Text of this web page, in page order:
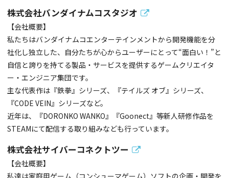
株式会社バンダイナムコスタジオ
【会社概要】
私たちはバンダイナムコエンターテインメントから開発機能を分
社化し独立した、自分たちが心からユーザーにとって“面白い！”と
自信と誇りを持てる製品・サービスを提供するゲームクリエイタ
ー・エンジニア集団です。
主な代表作は『鉄拳』シリーズ、『テイルズ オブ』シリーズ、
『CODE VEIN』シリーズなど。
近年は、『DORONKO WANKO』『Goonect』等新人研修作品を
STEAMにて配信する取り組みなども行っています。
株式会社サイバーコネクトツー
【会社概要】
私達は家庭用ゲーム（コンシューマゲーム）ソフトの企画・開発を